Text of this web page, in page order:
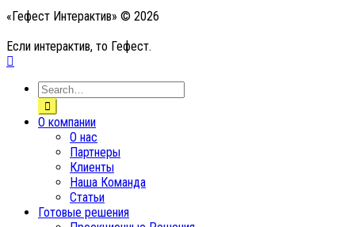
«Гефест Интерактив» © 2026
Если интерактив, то Гефест.
О компании
О нас
Партнеры
Клиенты
Наша Команда
Статьи
Готовые решения